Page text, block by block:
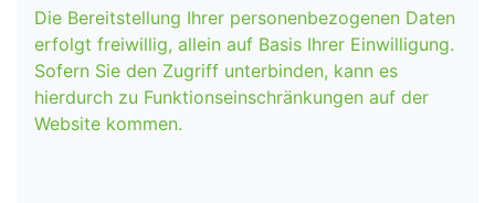
Die Bereitstellung Ihrer personenbezogenen Daten
erfolgt freiwillig, allein auf Basis Ihrer Einwilligung.
Sofern Sie den Zugriff unterbinden, kann es
hierdurch zu Funktionseinschränkungen auf der
Website kommen.